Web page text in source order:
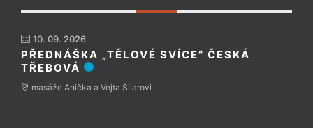
10. 09. 2026
PŘEDNÁŠKA „TĚLOVÉ SVÍCE“ ČESKÁ
TŘEBOVÁ
masáže Anička a Vojta Šilarovi